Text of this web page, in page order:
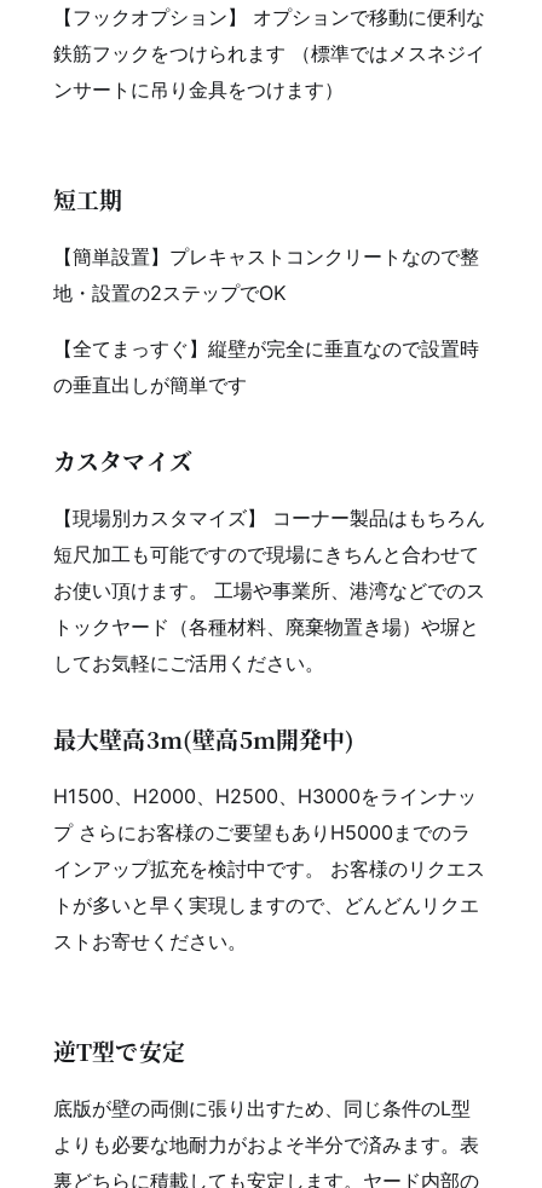
【フックオプション】 オプションで移動に便利な
鉄筋フックをつけられます （標準ではメスネジイ
ンサートに吊り金具をつけます）
短工期
【簡単設置】プレキャストコンクリートなので整
地・設置の2ステップでOK
【全てまっすぐ】縦壁が完全に垂直なので設置時
の垂直出しが簡単です
カスタマイズ
【現場別カスタマイズ】 コーナー製品はもちろん
短尺加工も可能ですので現場にきちんと合わせて
お使い頂けます。 工場や事業所、港湾などでのス
トックヤード（各種材料、廃棄物置き場）や塀と
してお気軽にご活用ください。
最大壁高3m(壁高5m開発中)
H1500、H2000、H2500、H3000をラインナッ
プ さらにお客様のご要望もありH5000までのラ
インアップ拡充を検討中です。 お客様のリクエス
トが多いと早く実現しますので、どんどんリクエ
ストお寄せください。
逆T型で安定
底版が壁の両側に張り出すため、同じ条件のL型
よりも必要な地耐力がおよそ半分で済みます。表
裏どちらに積載しても安定します。ヤード内部の